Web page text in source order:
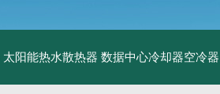
太阳能热水散热器 数据中心冷却器空冷器